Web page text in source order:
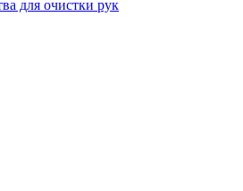
для очистки рук